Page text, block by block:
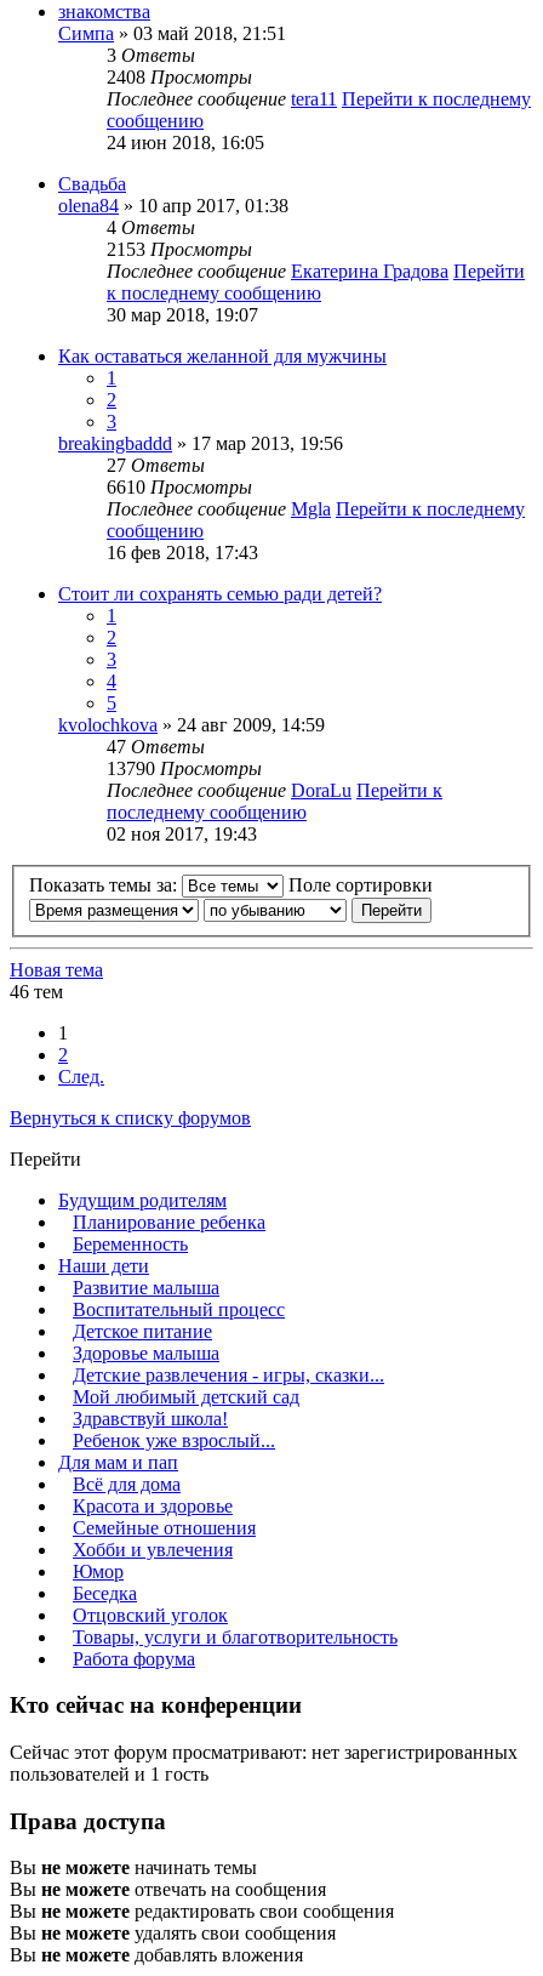
знакомства
Симпа » 03 май 2018, 21:51
3 Ответы
2408 Просмотры
Последнее сообщение tera11 Перейти к последнему
сообщению
24 июн 2018, 16:05
Свадьба
olena84 » 10 апр 2017, 01:38
4 Ответы
2153 Просмотры
Последнее сообщение Екатерина Градова Перейти
к последнему сообщению
30 мар 2018, 19:07
Как оставаться желанной для мужчины
1
2
3
breakingbaddd » 17 мар 2013, 19:56
27 Ответы
6610 Просмотры
Последнее сообщение Mgla Перейти к последнему
сообщению
16 фев 2018, 17:43
Стоит ли сохранять семью ради детей?
1
2
3
4
5
kvolochkova » 24 авг 2009, 14:59
47 Ответы
13790 Просмотры
Последнее сообщение DoraLu Перейти к
последнему сообщению
02 ноя 2017, 19:43
Показать темы за: Поле сортировки
Новая тема
46 тем
1
2
След.
Вернуться к списку форумов
Перейти
Будущим родителям
Планирование ребенка
Беременность
Наши дети
Развитие малыша
Воспитательный процесс
Детское питание
Здоровье малыша
Детские развлечения - игры, сказки...
Мой любимый детский сад
Здравствуй школа!
Ребенок уже взрослый...
Для мам и пап
Всё для дома
Красота и здоровье
Семейные отношения
Хобби и увлечения
Юмор
Беседка
Отцовский уголок
Товары, услуги и благотворительность
Работа форума
Кто сейчас на конференции
Сейчас этот форум просматривают: нет зарегистрированных
пользователей и 1 гость
Права доступа
Вы не можете начинать темы
Вы не можете отвечать на сообщения
Вы не можете редактировать свои сообщения
Вы не можете удалять свои сообщения
Вы не можете добавлять вложения